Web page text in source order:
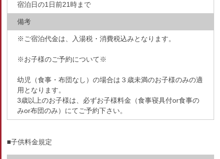
宿泊日の1日前21時まで
備考
※ご宿泊代金は、入湯税・消費税込みとなります。
※お子様のご予約について※
幼児（食事・布団なし）の場合は３歳未満のお子様のみの適
用となります。
3歳以上のお子様は、必ずお子様料金（食事寝具付or食事の
みor布団のみ）にてご予約下さい。
■子供料金規定